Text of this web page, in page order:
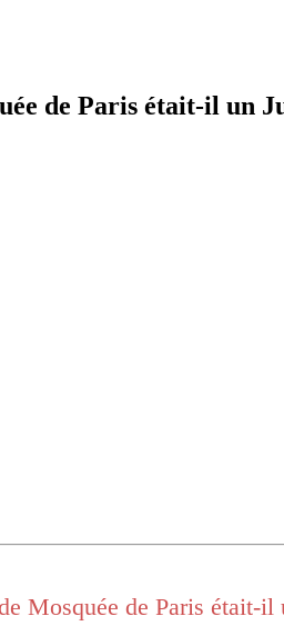
de Paris était-il un
Mosquée de Paris était-il